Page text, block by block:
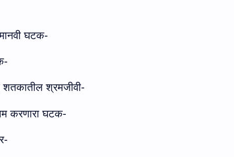
घटक-
शतकातील श्रमजीवी-
करणारा घटक-